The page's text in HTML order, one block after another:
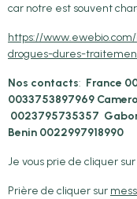
car notre est souvent
https://
drogues-dures-
Nos contacts: France
0033753897969
0023795735357
Benin 0022997918990
Je vous prie de cliquer sur
Prière de cliquer sur